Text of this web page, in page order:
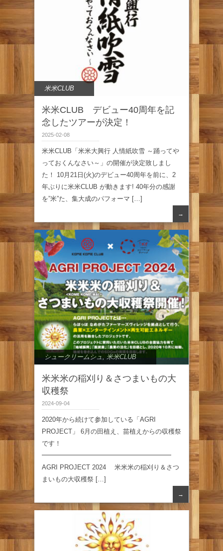
米米CLUB
米米CLUB デビュー40周年を記
念したツアーが決定！
2025-02-08
米米CLUB「米米大興行 人情紙吹雪 ～踊ってや
っておくんなさい～」の開催が決定致しまし
た！ 10月21日(火)のデビュー40周年を前に、2
年ぶりに米米CLUB が動きます! 40年分の感謝
を”米”た、集大成のパフォーマ […]
→
シュークリームシュ 米米CLUB
米米米の稲刈り＆さつまいもの大
収穫祭
2024-09-04
2020年から続けて参加している「AGRI
PROJECT」 6月の田植え、苗植えからの収穫祭
です！
━━━━━━━━━━━━━━━━━━━━
AGRI PROJECT 2024 米米米の稲刈り＆さつ
まいもの大収穫祭 […]
→